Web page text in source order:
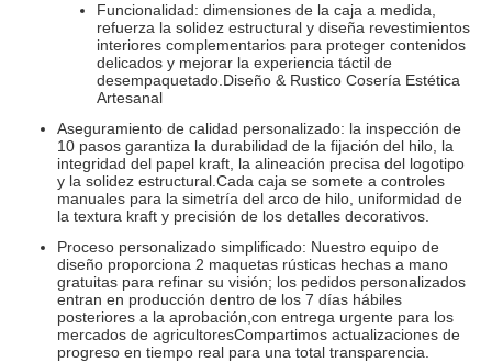
Funcionalidad: dimensiones de la caja a medida,
refuerza la solidez estructural y diseña revestimientos
interiores complementarios para proteger contenidos
delicados y mejorar la experiencia táctil de
desempaquetado.Diseño & Rustico Cosería Estética
Artesanal
Aseguramiento de calidad personalizado: la inspección de
10 pasos garantiza la durabilidad de la fijación del hilo, la
integridad del papel kraft, la alineación precisa del logotipo
y la solidez estructural.Cada caja se somete a controles
manuales para la simetría del arco de hilo, uniformidad de
la textura kraft y precisión de los detalles decorativos.
Proceso personalizado simplificado: Nuestro equipo de
diseño proporciona 2 maquetas rústicas hechas a mano
gratuitas para refinar su visión; los pedidos personalizados
entran en producción dentro de los 7 días hábiles
posteriores a la aprobación,con entrega urgente para los
mercados de agricultoresCompartimos actualizaciones de
progreso en tiempo real para una total transparencia.